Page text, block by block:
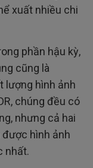
xuất nhiều chi
phần hậu kỳ,
cũng là
lượng hình ảnh
chúng đều có
nhưng cả hai
hình ảnh
nhất.